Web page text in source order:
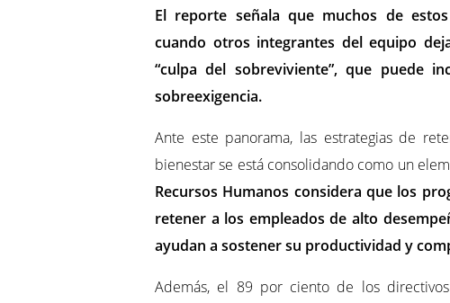
El reporte señala que muchos de
cuando otros integrantes del equipo
“culpa del sobreviviente”, que puede
sobreexigencia.
Ante este panorama, las estrategias de
bienestar se está consolidando como un
Recursos Humanos considera que los
retener a los empleados de alto
ayudan a sostener su productividad y
Además, el 89 por ciento de los